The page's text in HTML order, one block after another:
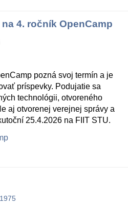
4. ročník OpenCamp
pozná svoj termín a je
príspevky. Podujatie sa
technológii, otvoreného
aj otvorenej verejnej správy a
25.4.2026 na FIIT STU.